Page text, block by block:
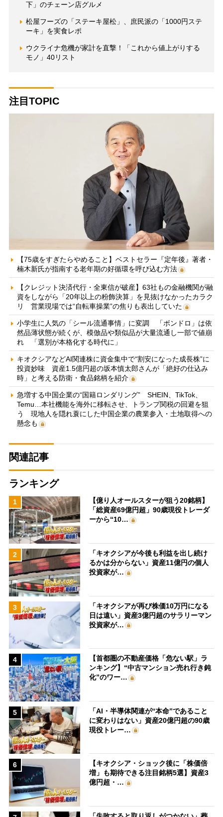
下」のチェーン店グルメ
松屋フーズの「ステーキ屋松」、庶民派の「1000円ステ
ーキ」を実食レポ
ウクライナ危機が家計を直撃！「これから値上がりする
モノ」40リスト
注目TOPIC
【75歳をすぎたらやめること】ベストセラー『定年後』著者・
楠木新氏が指南する老年期の好循環を呼び込む方法
【クレジット決済代行・全東信が破産】63社もの金融機関が融
資をしながら「20年以上の粉飾決算」を見抜けなかったカラク
リ 営業現場では“自転車操業”の焦りも表出していた
小学生に人気の「シール流通事情」に変調 「ボンドロ」は依
然品薄状態が続くが、模倣品や類似品が大量流通し一部で値崩
れ 「選別が本格化する時代に」
キオクシアなどAI関連株に資金集中で“割安になった成長株”に
投資妙味 資産1.5億円超の坂本慎太郎さんが「絶好の仕込み
時」と考える防衛・食品銘柄を紹介
急増する中国企業の“国籍ロンダリング” SHEIN、TikTok、
Temu…本社機能を海外に移転させ、トランプ関税の回避を狙
う 現地人を隠れ蓑にした中国企業の農業参入・土地取得への
懸念も
関連記事
ランキング
1
【億り人オールスターが狙う20銘柄】
「総資産69億円超」90歳現役トレーダ
ーから“10…
2
「キオクシアが今後も利益を出し続け
るかは分からない」資産11億円の個人
投資家が…
3
「キオクシアが再び株価10万円になる
日は遠い」資産3億円超のサラリーマン
投資家が…
4
【首都圏の不動産価格「危ない駅」ラ
ンキング】“中古マンション売れ行き鈍
化”のワー…
5
「AI・半導体関連が“本命”であること
に変わりはない」資産20億円超の90歳
現役トレー…
6
【キオクシア・ショック後に「株価倍
増」も期待できる注目銘柄5選】資産3
億円超・…